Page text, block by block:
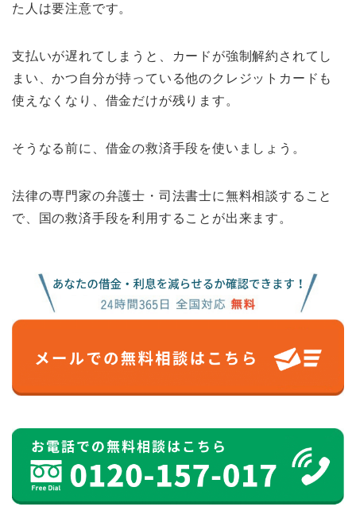
た人は要注意です。
支払いが遅れてしまうと、カードが強制解約されてし
まい、かつ自分が持っている他のクレジットカードも
使えなくなり、借金だけが残ります。
そうなる前に、借金の救済手段を使いましょう。
法律の専門家の弁護士・司法書士に無料相談すること
で、国の救済手段を利用することが出来ます。